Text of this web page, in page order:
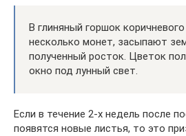
В глиняный горшок
несколько монет, засыпают
полученный росток. Цветок
окно под лунный свет.
Если в течение 2-х недель после
появятся новые листья, то это